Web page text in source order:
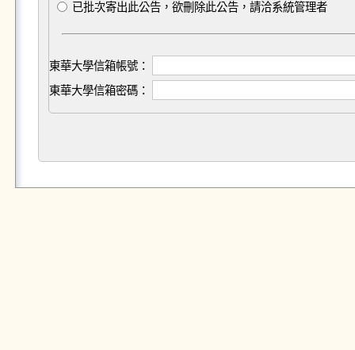
已批次寄出此公告，欲刪除此公告，請洽系統管理者
東華大學信箱帳號：
東華大學信箱密碼：